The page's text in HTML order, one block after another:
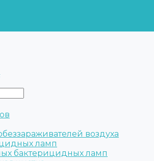
воздуха
ламп
бактерицидных ламп